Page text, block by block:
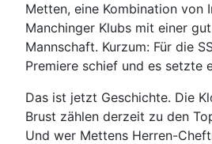
Metten, eine Kombination von
Manchinger Klubs mit einer
Mannschaft. Kurzum: Für die
Premiere schief und es setzte
Das ist jetzt Geschichte. Die
Brust zählen derzeit zu den
Und wer Mettens Herren-